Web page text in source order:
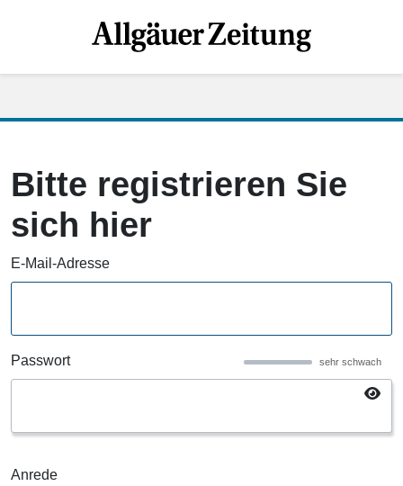
Bitte registrieren Sie
sich hier
E-Mail-Adresse
Passwort sehr schwach
Anrede